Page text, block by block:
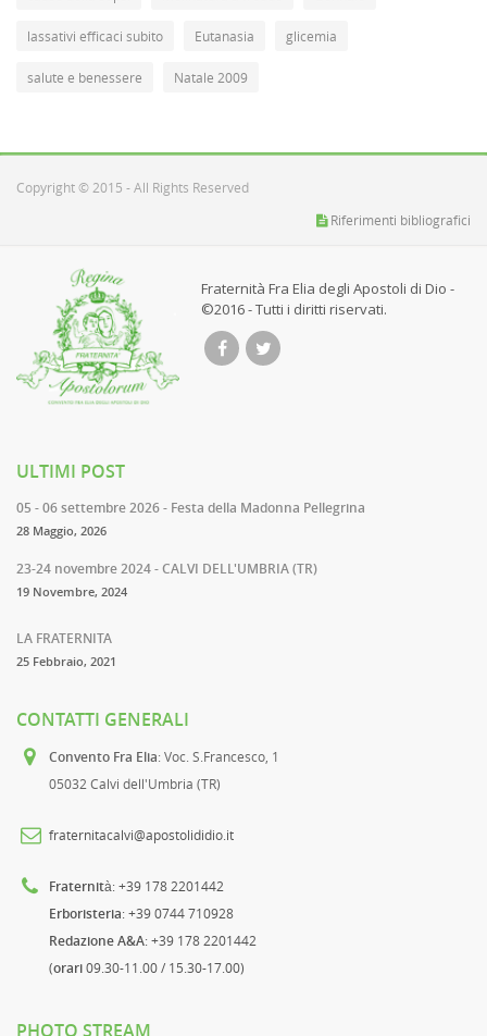
lassativi efficaci subito Eutanasia glicemia
salute e benessere Natale 2009
Copyright © 2015 - All Rights Reserved
Riferimenti bibliografici
Fraternità Fra Elia degli Apostoli di Dio -
©2016 - Tutti i diritti riservati.
ULTIMI POST
05 - 06 settembre 2026 - Festa della Madonna Pellegrina
28 Maggio, 2026
23-24 novembre 2024 - CALVI DELL'UMBRIA (TR)
19 Novembre, 2024
LA FRATERNITA
25 Febbraio, 2021
CONTATTI GENERALI
Convento Fra Elia: Voc. S.Francesco, 1
05032 Calvi dell'Umbria (TR)
fraternitacalvi@apostolididio.it
Fraternità: +39 178 2201442
Erboristeria: +39 0744 710928
Redazione A&A: +39 178 2201442
(orari09.30-11.00 / 15.30-17.00)
PHOTO STREAM